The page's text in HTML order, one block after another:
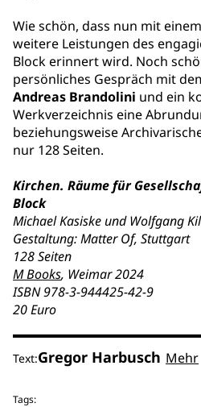
Wie schön, dass nun mit
weitere Leistungen des
Block erinnert wird. Noch
persönliches Gespräch mit
Andreas Brandolini und ein
Werkverzeichnis eine
beziehungsweise
nur 128 Seiten.
Kirchen. Räume für
Block
Michael Kasiske und Wolfgang Kil
Gestaltung: Matter Of, Stuttgart
128 Seiten
M Books, Weimar 2024
ISBN 978-3-944425-42-9
20 Euro
Text:Gregor Harbusch Mehr
Tags: